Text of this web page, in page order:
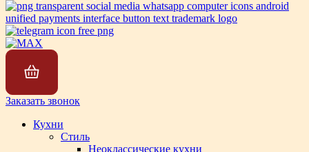
Заказать звонок
Кухни
Стиль
Неоклассические кухни